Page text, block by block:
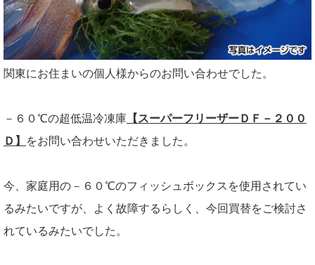
関東にお住まいの個人様からのお問い合わせでした。
－６０℃の超低温冷凍庫 【スーパーフリーザーＤＦ－２００
Ｄ】
をお問い合わせいただきました。
今、家庭用の－６０℃のフィッシュボックスを使用されてい
るみたいですが、よく故障するらしく、今回買替をご検討さ
れているみたいでした。